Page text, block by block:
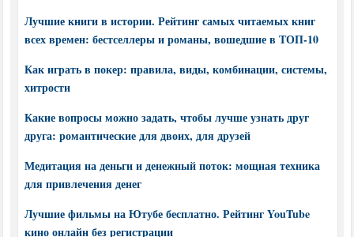
Лучшие книги в истории. Рейтинг самых читаемых книг
всех времен: бестселлеры и романы, вошедшие в ТОП-10
Как играть в покер: правила, виды, комбинации, системы,
хитрости
Какие вопросы можно задать, чтобы лучше узнать друг
друга: романтические для двоих, для друзей
Медитация на деньги и денежный поток: мощная техника
для привлечения денег
Лучшие фильмы на Ютубе бесплатно. Рейтинг YouTube
кино онлайн без регистрации